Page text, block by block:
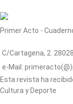
Primer Acto -
C/Cartagena, 2.
e-Mail:
Esta revista ha
Cultura y Deporte